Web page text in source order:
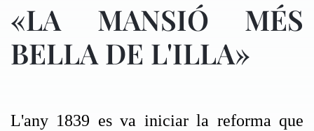
«LA MANSIÓ MÉS
BELLA DE L'ILLA»
L'any 1839 es va iniciar la reforma que